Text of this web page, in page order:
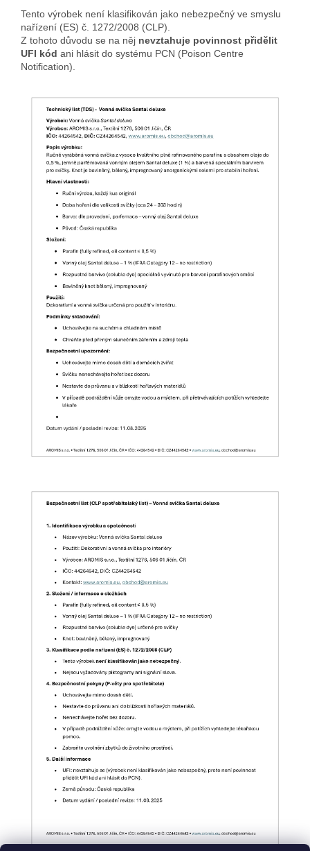
Tento výrobek není klasifikován jako nebezpečný ve smyslu
nařízení (ES) č. 1272/2008 (CLP).
Z tohoto důvodu se na něj nevztahuje povinnost přidělit
UFI kód ani hlásit do systému PCN (Poison Centre
Notification).